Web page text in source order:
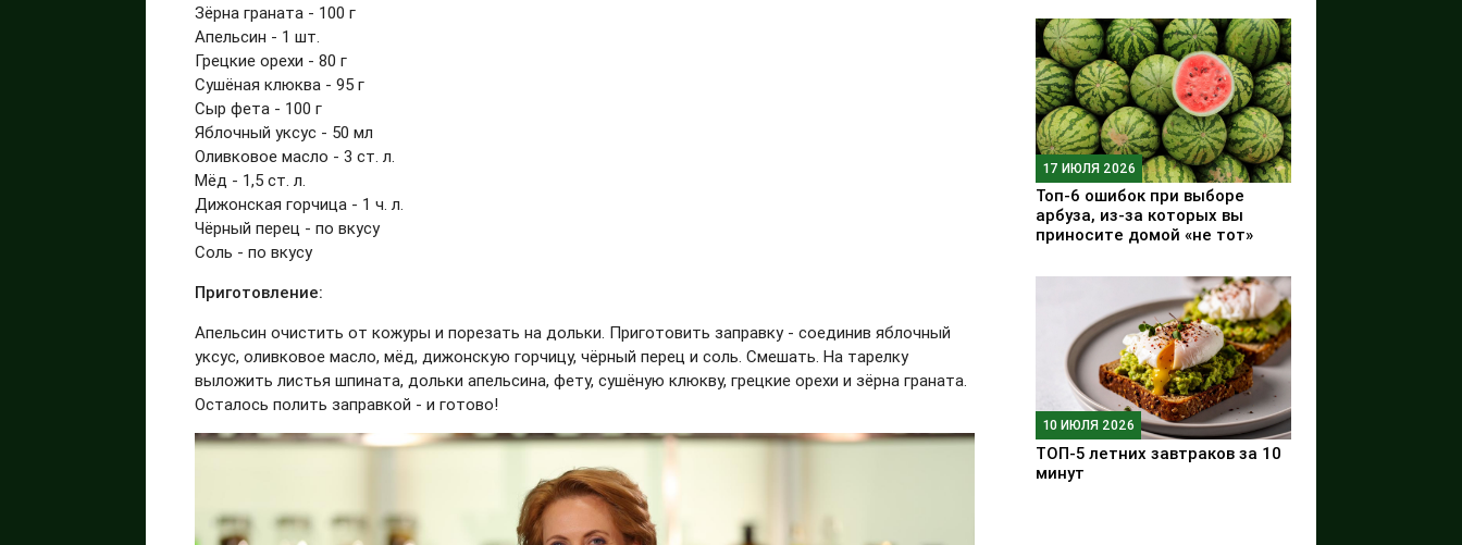
Зёрна граната - 100 г
Апельсин - 1 шт.
Грецкие орехи - 80 г
Сушёная клюква - 95 г
Сыр фета - 100 г
Яблочный уксус - 50 мл
Оливковое масло - 3 ст. л.
Мёд - 1,5 ст. л.
Дижонская горчица - 1 ч. л.
Чёрный перец - по вкусу
Соль - по вкусу
Приготовление:
Апельсин очистить от кожуры и порезать на дольки. Приготовить заправку - соединив яблочный
уксус, оливковое масло, мёд, дижонскую горчицу, чёрный перец и соль. Смешать. На тарелку
выложить листья шпината, дольки апельсина, фету, сушёную клюкву, грецкие орехи и зёрна граната.
Осталось полить заправкой - и готово!
17 ИЮЛЯ 2026
Топ-6 ошибок при выборе
арбуза, из-за которых вы
приносите домой «не тот»
10 ИЮЛЯ 2026
ТОП-5 летних завтраков за 10
минут